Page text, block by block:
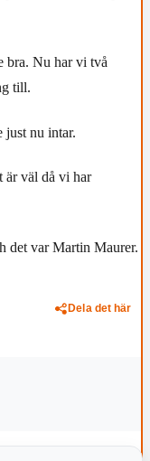
bra. Nu har vi två
till.
just nu intar.
är väl då vi har
det var Martin Maurer.
Dela det här